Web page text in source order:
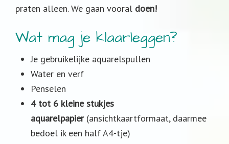
praten alleen. We gaan vooral doen!
Wat mag je klaarleggen?
Je gebruikelijke aquarelspullen
Water en verf
Penselen
4 tot 6 kleine stukjes
aquarelpapier(ansichtkaartformaat, daarmee
bedoel ik een half A4-tje)